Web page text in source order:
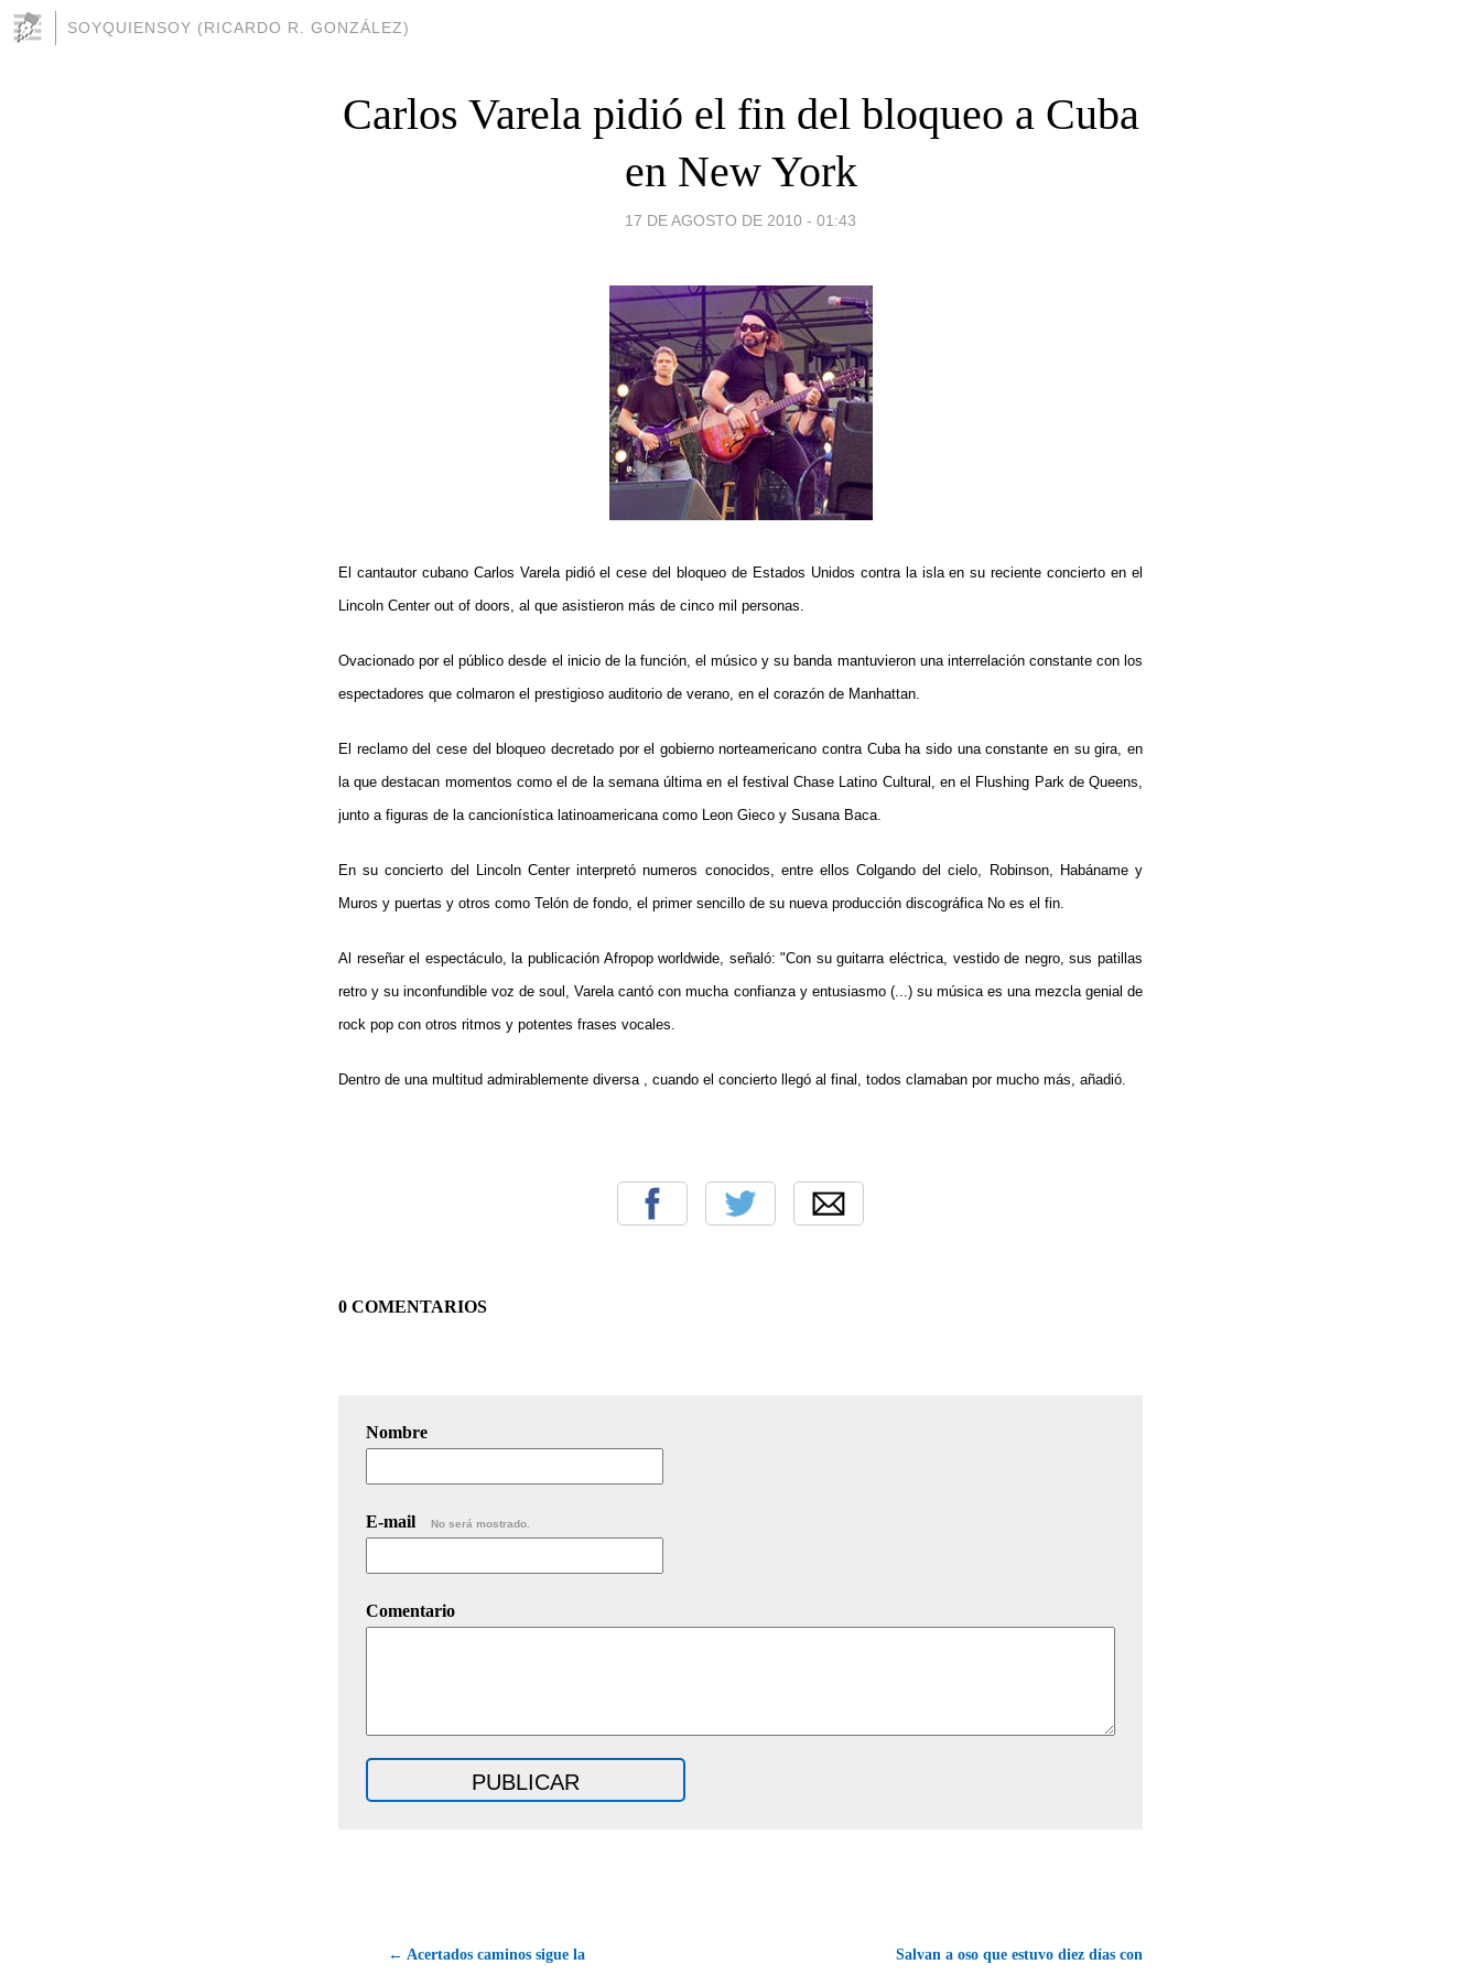
SOYQUIENSOY (RICARDO R. GONZÁLEZ)
Carlos Varela pidió el fin del bloqueo a Cuba
en New York
17 DE AGOSTO DE 2010 - 01:43
El cantautor cubano Carlos Varela pidió el cese del bloqueo de Estados Unidos contra la isla en su reciente concierto en el
Lincoln Center out of doors, al que asistieron más de cinco mil personas.
Ovacionado por el público desde el inicio de la función, el músico y su banda mantuvieron una interrelación constante con los
espectadores que colmaron el prestigioso auditorio de verano, en el corazón de Manhattan.
El reclamo del cese del bloqueo decretado por el gobierno norteamericano contra Cuba ha sido una constante en su gira, en
la que destacan momentos como el de la semana última en el festival Chase Latino Cultural, en el Flushing Park de Queens,
junto a figuras de la cancionística latinoamericana como Leon Gieco y Susana Baca.
En su concierto del Lincoln Center interpretó numeros conocidos, entre ellos Colgando del cielo, Robinson, Habáname y
Muros y puertas y otros como Telón de fondo, el primer sencillo de su nueva producción discográfica No es el fin.
Al reseñar el espectáculo, la publicación Afropop worldwide, señaló: "Con su guitarra eléctrica, vestido de negro, sus patillas
retro y su inconfundible voz de soul, Varela cantó con mucha confianza y entusiasmo (...) su música es una mezcla genial de
rock pop con otros ritmos y potentes frases vocales.
Dentro de una multitud admirablemente diversa , cuando el concierto llegó al final, todos clamaban por mucho más, añadió.
0 COMENTARIOS
Nombre
E-mail No será mostrado.
Comentario
← Acertados caminos sigue la Salvan a oso que estuvo diez días con